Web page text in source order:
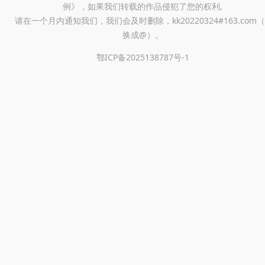
例》，如果我们转载的作品侵犯了您的权利,
请在一个月内通知我们，我们会及时删除，kk20220324#163.com
换成@）。
鄂ICP备2025138787号-1